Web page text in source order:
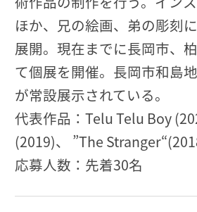
ほか、兄の絵画、弟の彫刻
展開。現在までに長岡市、
て個展を開催。長岡市和島
が常設展示されている。
代表作品：Telu Telu Boy
(2019)、 ”The
応募人数：先着30名